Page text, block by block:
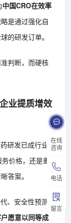
在线
咨询
电话
留言
中国CRO在效率
是通过强化自
的研发订单。
判断，而硬核
业提质增效
研发已成行业
价格，还是重
答案。
、安全性预测
愿意以同等成